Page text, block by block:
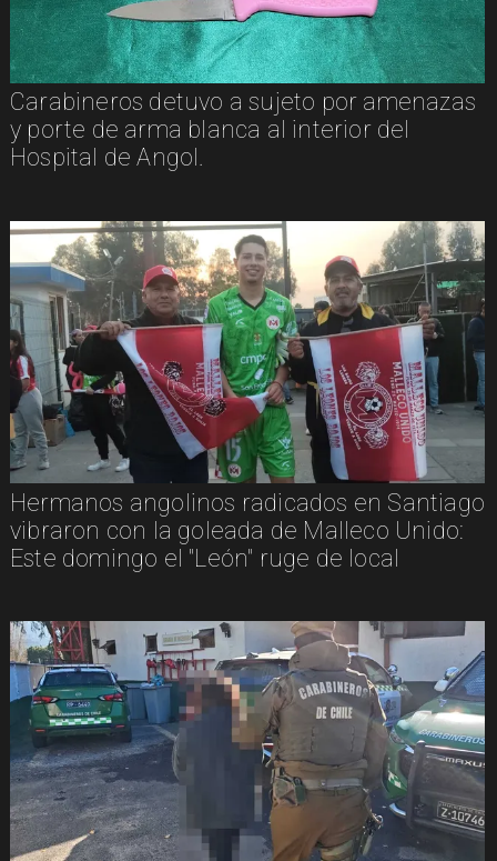
Carabineros detuvo a sujeto por amenazas
y porte de arma blanca al interior del
Hospital de Angol.
Hermanos angolinos radicados en Santiago
vibraron con la goleada de Malleco Unido:
Este domingo el "León" ruge de local